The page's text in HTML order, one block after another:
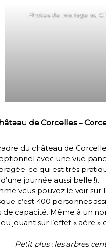
Photos de mariage au
de Corcelles –
du château de
avec une vue
ce qui est très
journée aussi belle !).
vous pouvez le voir sur
c’est 400 personnes
de capacité. Même à un
jouant sur l’effet « aéré »
Petit plus : les arbres